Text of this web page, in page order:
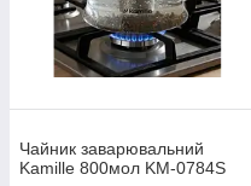
Чайник заварювальний
Kamille 800мол KM-0784S